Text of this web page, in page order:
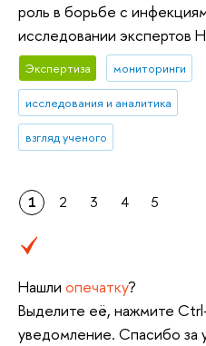
роль в борьбе с
исследовании
Экспертиза мониторинги
исследования и аналитика
взгляд ученого
1 2 3 4 5
Нашли опечатку?
Выделите её, нажмите
уведомление. Спасибо за